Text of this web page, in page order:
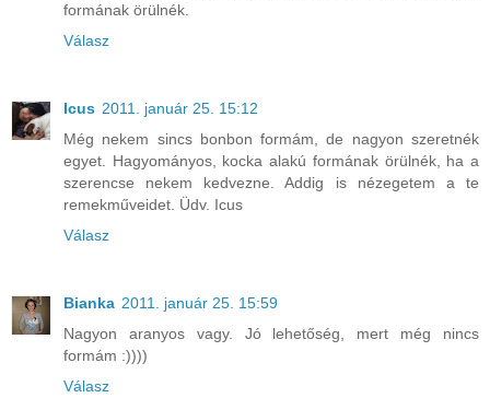
formának örülnék.
Válasz
Icus 2011. január 25. 15:12
Még nekem sincs bonbon formám, de nagyon szeretnék
egyet. Hagyományos, kocka alakú formának örülnék, ha a
szerencse nekem kedvezne. Addig is nézegetem a te
remekműveidet. Üdv. Icus
Válasz
Bianka 2011. január 25. 15:59
Nagyon aranyos vagy. Jó lehetőség, mert még nincs
formám :))))
Válasz